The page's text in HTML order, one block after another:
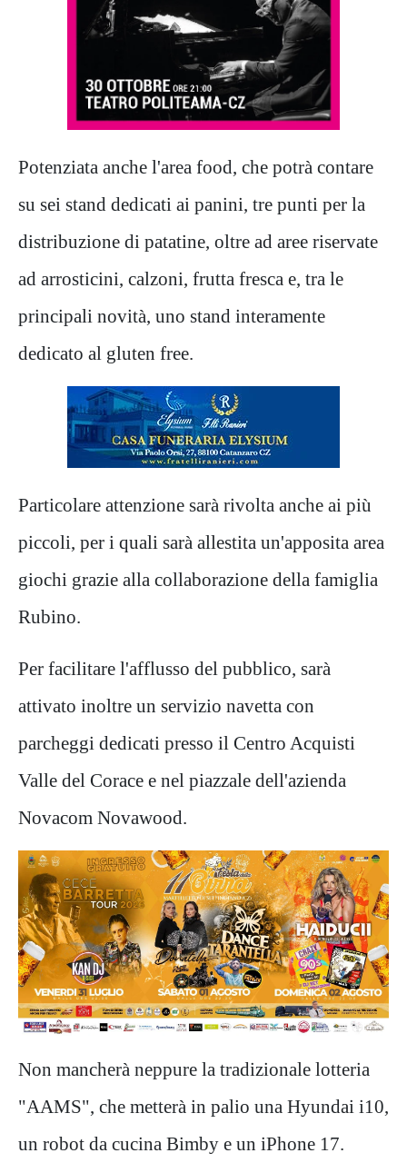
Potenziata anche l'area food, che potrà contare
su sei stand dedicati ai panini, tre punti per la
distribuzione di patatine, oltre ad aree riservate
ad arrosticini, calzoni, frutta fresca e, tra le
principali novità, uno stand interamente
dedicato al gluten free.
Particolare attenzione sarà rivolta anche ai più
piccoli, per i quali sarà allestita un'apposita area
giochi grazie alla collaborazione della famiglia
Rubino.
Per facilitare l'afflusso del pubblico, sarà
attivato inoltre un servizio navetta con
parcheggi dedicati presso il Centro Acquisti
Valle del Corace e nel piazzale dell'azienda
Novacom Novawood.
Non mancherà neppure la tradizionale lotteria
"AAMS", che metterà in palio una Hyundai i10,
un robot da cucina Bimby e un iPhone 17.